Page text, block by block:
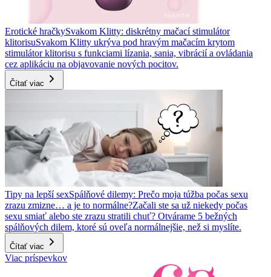
Erotické hračkySvakom Klitty: diskrétny mačací stimulátor
klitorisuSvakom Klitty ukrýva pod hravým mačacím krytom
stimulátor klitorisu s funkciami lízania, sania, vibrácií a ovládania
cez aplikáciu na objavovanie nových pocitov.
Čítať viac
Tipy na lepší sexSpálňové dilemy: Prečo moja túžba počas sexu
zrazu zmizne… a je to normálne?Začali ste sa už niekedy počas
sexu smiať alebo ste zrazu stratili chuť? Otvárame 5 bežných
spálňových dilem, ktoré sú oveľa normálnejšie, než si myslíte.
Čítať viac
Viac príspevkov